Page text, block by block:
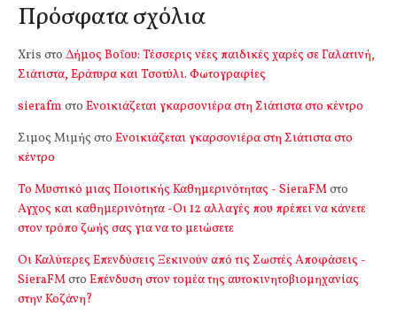
Πρόσφατα σχόλια
Xris στο Δήμος Βοΐου: Τέσσερις νέες παιδικές χαρές σε Γαλατινή,
Σιάτιστα, Εράτυρα και Τσοτύλι. Φωτογραφίες
sierafm στο Ενοικιάζεται γκαρσονιέρα στη Σιάτιστα στο κέντρο
Σιμος Μιμής στο Ενοικιάζεται γκαρσονιέρα στη Σιάτιστα στο
κέντρο
Το Μυστικό μιας Ποιοτικής Καθημερινότητας - SieraFMστο
Αγχος και καθημερινότητα -Οι 12 αλλαγές που πρέπει να κάνετε
στον τρόπο ζωής σας για να το μειώσετε
Οι Καλύτερες Επενδύσεις Ξεκινούν από τις Σωστές Αποφάσεις -
SieraFMστο Επένδυση στον τομέα της αυτοκινητοβιομηχανίας
στην Κοζάνη?